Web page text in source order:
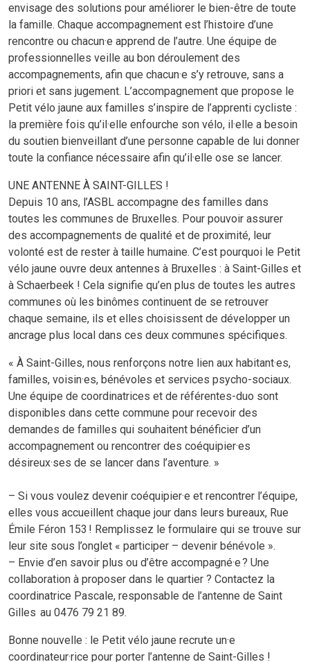
envisage des solutions pour améliorer le bien-être de toute
la famille. Chaque accompagnement est l’histoire d’une
rencontre ou chacun·e apprend de l’autre. Une équipe de
professionnelles veille au bon déroulement des
accompagnements, afin que chacun·e s’y retrouve, sans a
priori et sans jugement. L’accompagnement que propose le
Petit vélo jaune aux familles s’inspire de l’apprenti cycliste :
la première fois qu’il·elle enfourche son vélo, il·elle a besoin
du soutien bienveillant d’une personne capable de lui donner
toute la confiance nécessaire afin qu’il·elle ose se lancer.
UNE ANTENNE À SAINT-GILLES !
Depuis 10 ans, l’ASBL accompagne des familles dans
toutes les communes de Bruxelles. Pour pouvoir assurer
des accompagnements de qualité et de proximité, leur
volonté est de rester à taille humaine. C’est pourquoi le Petit
vélo jaune ouvre deux antennes à Bruxelles : à Saint-Gilles et
à Schaerbeek ! Cela signifie qu’en plus de toutes les autres
communes où les binômes continuent de se retrouver
chaque semaine, ils et elles choisissent de développer un
ancrage plus local dans ces deux communes spécifiques.
« À Saint-Gilles, nous renforçons notre lien aux habitant·es,
familles, voisin·es, bénévoles et services psycho-sociaux.
Une équipe de coordinatrices et de référentes-duo sont
disponibles dans cette commune pour recevoir des
demandes de familles qui souhaitent bénéficier d’un
accompagnement ou rencontrer des coéquipier·es
désireux·ses de se lancer dans l’aventure. »
– Si vous voulez devenir coéquipier·e et rencontrer l’équipe,
elles vous accueillent chaque jour dans leurs bureaux, Rue
Émile Féron 153 ! Remplissez le formulaire qui se trouve sur
leur site sous l’onglet « participer – devenir bénévole ».
– Envie d’en savoir plus ou d’être accompagné·e ? Une
collaboration à proposer dans le quartier ? Contactez la
coordinatrice Pascale, responsable de l’antenne de Saint
Gilles au 0476 79 21 89.
Bonne nouvelle : le Petit vélo jaune recrute un·e
coordinateur·rice pour porter l’antenne de Saint-Gilles !